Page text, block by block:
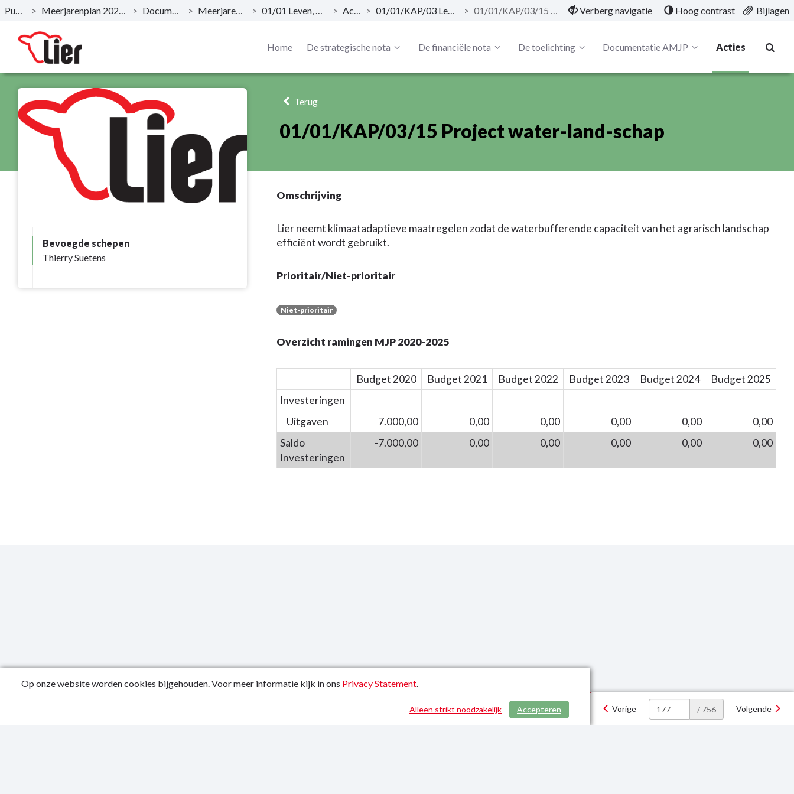
Naar hoofdinhoud
Publicaties > Meerjarenplan 2020-2025 - December 2019 > Documentatie AMJP > Meerjarenplan Overzicht > 01/01 Leven, Ruimte en Omgeving > Actieplan > 01/01/KAP/03 Leven, Ruimte en Omgeving > 01/01/KAP/03/15 Project water-land-schap Verberg navigatie Hoog contrast Bijlagen
Home De strategische nota De financiële nota De toelichting Documentatie AMJP Acties
Terug
01/01/KAP/03/15 Project water-land-schap
Bevoegde schepen
Thierry Suetens
Omschrijving
Lier neemt klimaatadaptieve maatregelen zodat de waterbufferende capaciteit van het agrarisch landschap
efficiënt wordt gebruikt.
Prioritair/Niet-prioritair
Niet-prioritair
Overzicht ramingen MJP 2020-2025
Budget 2020 Budget 2021 Budget 2022 Budget 2023 Budget 2024
Budget 2025
Investeringen
Uitgaven
7.000,00 0,00 0,00 0,00 0,00
0,00
Saldo
Investeringen
-7.000,00 0,00 0,00 0,00 0,00 0,00
Vorige / 756 Volgende
Op onze website worden cookies bijgehouden. Voor meer informatie kijk in ons Privacy Statement.
Accepteren
Alleen strikt noodzakelijk